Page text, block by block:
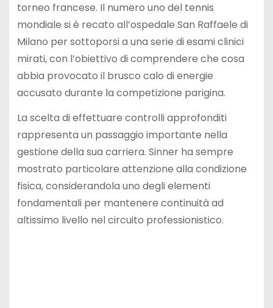
torneo francese. Il numero uno del tennis
mondiale si è recato all’ospedale San Raffaele di
Milano per sottoporsi a una serie di esami clinici
mirati, con l’obiettivo di comprendere che cosa
abbia provocato il brusco calo di energie
accusato durante la competizione parigina.
La scelta di effettuare controlli approfonditi
rappresenta un passaggio importante nella
gestione della sua carriera. Sinner ha sempre
mostrato particolare attenzione alla condizione
fisica, considerandola uno degli elementi
fondamentali per mantenere continuità ad
altissimo livello nel circuito professionistico.